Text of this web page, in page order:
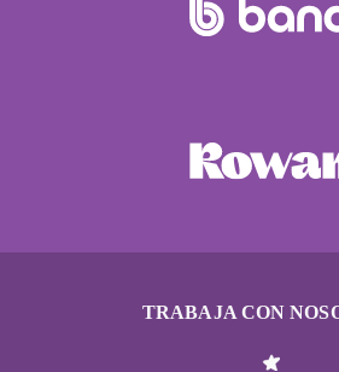
TRABAJA CON